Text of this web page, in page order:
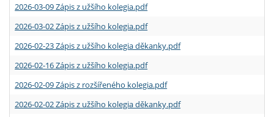
2026-03-09 Zápis z užšího kolegia.pdf
2026-03-02 Zápis z užšího kolegia.pdf
2026-02-23 Zápis z užšího kolegia děkanky.pdf
2026-02-16 Zápis z užšího kolegia.pdf
2026-02-09 Zápis z rozšířeného kolegia.pdf
2026-02-02 Zápis z užšího kolegia děkanky.pdf